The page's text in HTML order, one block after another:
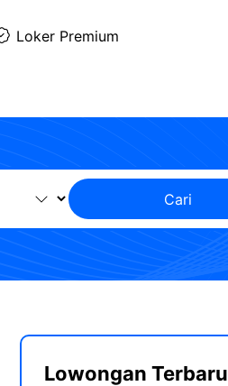
Loker Premium
Cari
Lowongan Terbaru